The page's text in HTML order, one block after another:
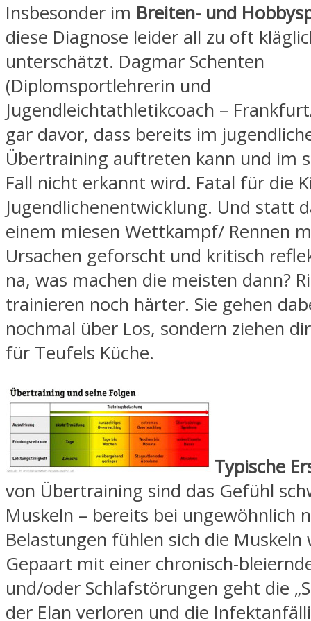
Insbesonder im Breiten- und
diese Diagnose leider all zu oft
unterschätzt. Dagmar Schenten
(Diplomsportlehrerin und
Jugendleichtathletikcoach –
gar davor, dass bereits im
Übertraining auftreten kann und im
Fall nicht erkannt wird. Fatal für die
Jugendlichenentwicklung. Und statt
einem miesen Wettkampf/ Rennen
Ursachen geforscht und kritisch
na, was machen die meisten dann?
trainieren noch härter. Sie gehen
nochmal über Los, sondern ziehen
für Teufels Küche.
Typische
von Übertraining sind das Gefühl
Muskeln – bereits bei ungewöhnlich
Belastungen fühlen sich die Muskeln
Gepaart mit einer chronisch-
und/oder Schlafstörungen geht die
der Elan verloren und die